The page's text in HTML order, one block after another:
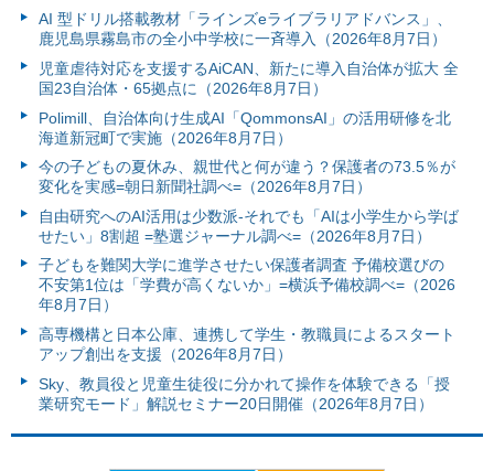
AI 型ドリル搭載教材「ラインズeライブラリアドバンス」、
鹿児島県霧島市の全小中学校に一斉導入（2026年8月7日）
児童虐待対応を支援するAiCAN、新たに導入自治体が拡大 全
国23自治体・65拠点に（2026年8月7日）
Polimill、自治体向け生成AI「QommonsAI」の活用研修を北
海道新冠町で実施（2026年8月7日）
今の子どもの夏休み、親世代と何が違う？保護者の73.5％が
変化を実感=朝日新聞社調べ=（2026年8月7日）
自由研究へのAI活用は少数派-それでも「AIは小学生から学ば
せたい」8割超 =塾選ジャーナル調べ=（2026年8月7日）
子どもを難関大学に進学させたい保護者調査 予備校選びの
不安第1位は「学費が高くないか」=横浜予備校調べ=（2026
年8月7日）
高専機構と日本公庫、連携して学生・教職員によるスタート
アップ創出を支援（2026年8月7日）
Sky、教員役と児童生徒役に分かれて操作を体験できる「授
業研究モード」解説セミナー20日開催（2026年8月7日）